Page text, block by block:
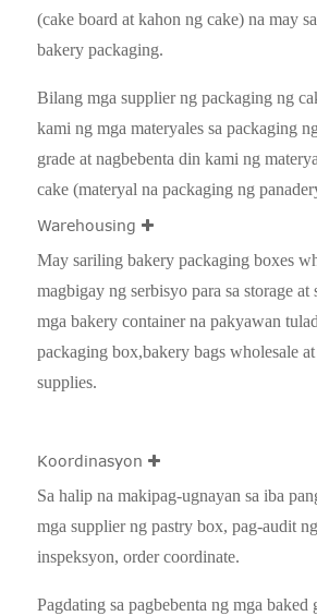
(cake board at kahon ng cake) na may
bakery packaging.
Bilang mga supplier ng packaging ng
kami ng mga materyales sa packaging
grade at nagbebenta din kami ng
cake (materyal na packaging ng
Warehousing
May sariling bakery packaging boxes
magbigay ng serbisyo para sa storage at
mga bakery container na pakyawan
packaging box,bakery bags wholesale
supplies.
Koordinasyon
Sa halip na makipag-ugnayan sa iba
mga supplier ng pastry box, pag-audit
inspeksyon, order coordinate.
Pagdating sa pagbebenta ng mga baked